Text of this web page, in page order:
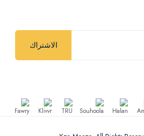
الاشتراك